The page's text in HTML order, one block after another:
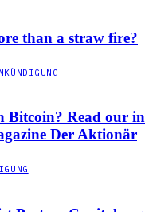
than a straw fire?
Bitcoin? Read our
Der Aktionär